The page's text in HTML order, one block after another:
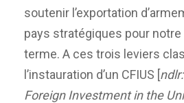
soutenir l’exportation
pays stratégiques pour
terme. A ces trois leviers
l’instauration d’un CFIUS [
Foreign Investment in the